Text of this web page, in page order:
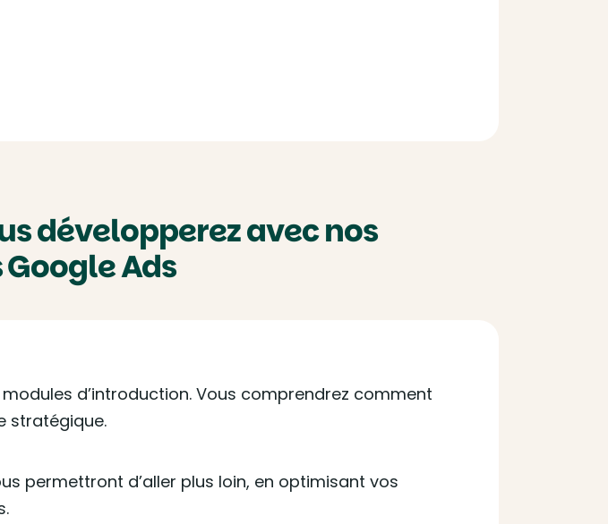
développerez avec nos
Ads
d’introduction. Vous comprendrez comment
stratégique.
permettront d’aller plus loin, en optimisant vos